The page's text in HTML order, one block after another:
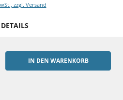
zzgl. Versand
DETAILS
IN DEN WARENKORB